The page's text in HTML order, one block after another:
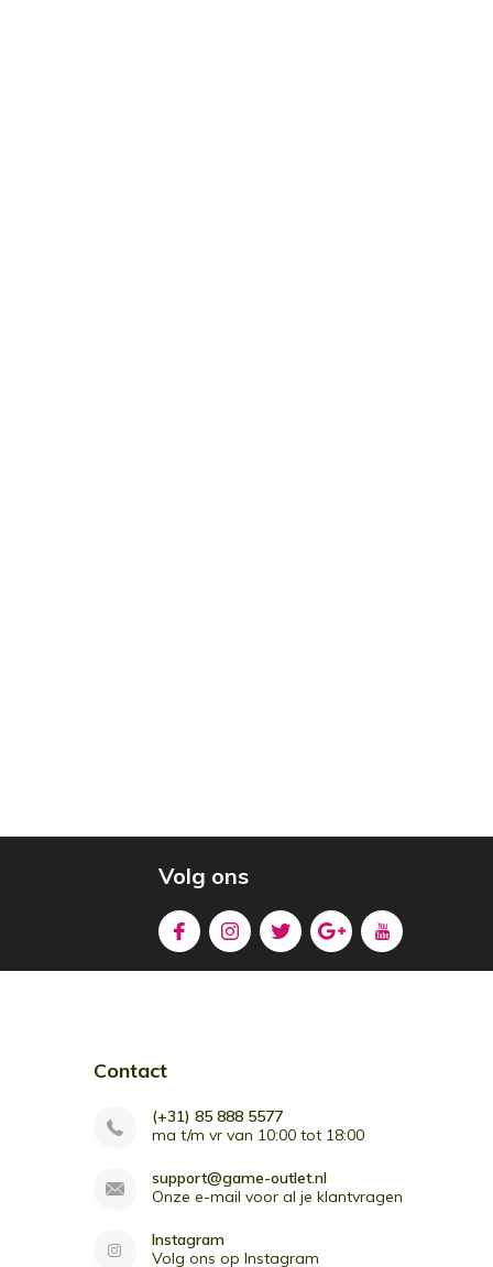
Volg ons
Contact
(+31) 85 888 5577
ma t/m vr van 10:00 tot 18:00
support@game-outlet.nl
Onze e-mail voor al je klantvragen
Instagram
Volg ons op Instagram